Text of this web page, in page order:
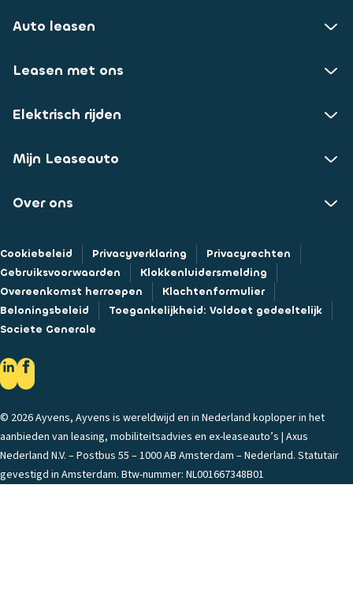
Auto leasen
Leasen met ons
Elektrisch rijden
Mijn Leaseauto
Over ons
Cookiebeleid Privacyverklaring
Privacyrechten
Gebruiksvoorwaarden
Klokkenluidersmelding
Overeenkomst herroepen
Klachtenformulier
Beloningsbeleid
Toegankelijkheid: Voldoet gedeeltelijk
Societe Generale
© 2026 Ayvens, Ayvens is wereldwijd en in Nederland koploper in het
aanbieden van leasing, mobiliteitsadvies en ex-leaseauto’s | Axus
Nederland N.V. – Postbus 55 – 1000 AB Amsterdam – Nederland. Statutair
gevestigd in Amsterdam. Btw-nummer: NL001667348B01